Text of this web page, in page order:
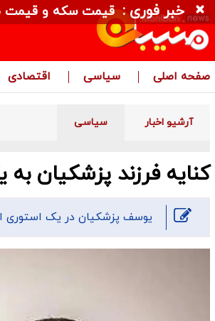
صفحه اصلی سیاسی اقتصادی
آرشیو اخبار سیاسی
کنایه فرزند پزشکیان
یوسف پزشکیان در یک استوری
خبر فوری :قیمت سکه و قیمت طلا امروز